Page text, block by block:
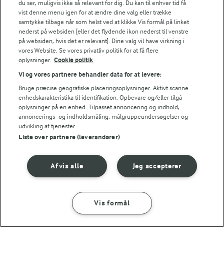
Torsk i fad
(41)
Rabarbermarmelade
(73)
du ser, muligvis ikke så relevant for dig. Du kan til enhver tid få
vist denne menu igen for at ændre dine valg eller trække
samtykke tilbage når som helst ved at klikke Vis formål på linket
nederst på websiden [eller det flydende ikon nederst til venstre
på websiden, hvis det er relevant]. Dine valg vil have virkning i
vores Website. Se vores privatliv politik for at få flere
oplysninger. Cookie politik
Vi og vores partnere behandler data for at levere:
Bruge præcise geografiske placeringsoplysninger. Aktivt scanne
enhedskarakteristika til identifikation. Opbevare og/eller tilgå
oplysninger på en enhed. Tilpasset annoncering og indhold,
annoncerings- og indholdsmåling, målgruppeundersøgelser og
udvikling af tjenester.
Liste over partnere (leverandører)
Jeg accepterer
Afvis alle
Vis formål